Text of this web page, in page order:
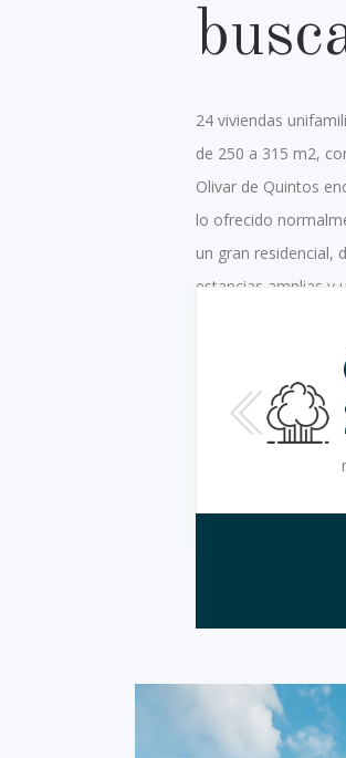
24 viviendas
de 250 a 315 m2,
Olivar de Quintos
lo ofrecido
un gran residencial,
estancias amplias y